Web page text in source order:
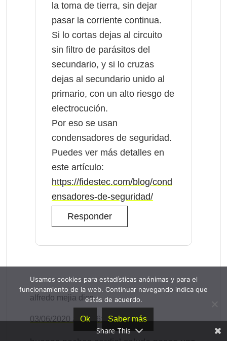
la toma de tierra, sin dejar
pasar la corriente continua.
Si lo cortas dejas al circuito
sin filtro de parásitos del
secundario, y si lo cruzas
dejas al secundario unido al
primario, con un alto riesgo de
electrocución.
Por eso se usan
condensadores de seguridad.
Puedes ver más detalles en
este artículo:
https://fidestec.com/blog/cond
ensadores-de-seguridad/
Responder
alfredo mejia dice
03/06/2020 a las 06:53
Share This
Usamos cookies para estadísticas anónimas y para el
funcionamiento de la web. Continuar navegando indica que
estás de acuerdo.
Ok Saber más